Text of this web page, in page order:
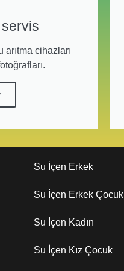
servis
arıtma cihazları
Su İçen Erkek
Su İçen Erkek Çocuk
Su İçen Kadın
Su İçen Kız Çocuk